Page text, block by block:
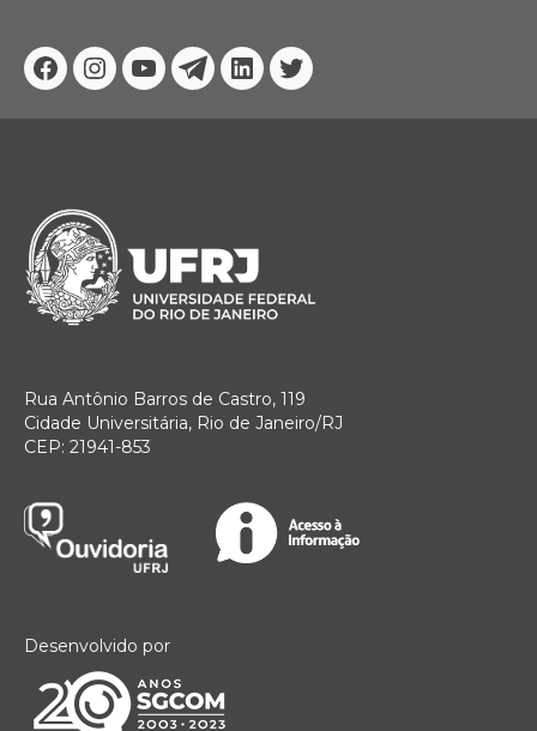
Facebook
Instagram
YoutubeTelegram
Linkedin
Twitter
Rua Antônio Barros de Castro, 119
Cidade Universitária, Rio de Janeiro/RJ
CEP: 21941-853
Desenvolvido por